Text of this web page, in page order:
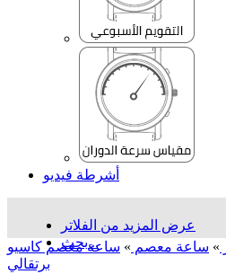
أشرطة فيديو
عرض المزيد من الفلاتر
بحث...
» ساعة معصم » ساعة معصم کاسیو CASIO
برتقالي